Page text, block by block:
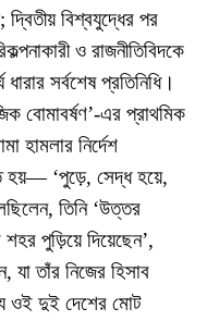
বিশ্বযুদ্ধের পর
ও রাজনীতিবিদকে
সর্বশেষ প্রতিনিধি।
বোমাবর্ষণ’-এর প্রাথমিক
হামলার নির্দেশ
হয়— ‘পুড়ে, সেদ্ধ হয়ে,
তিনি ‘উত্তর
পুড়িয়ে দিয়েছেন’,
যা তাঁর নিজের হিসাব
ওই দুই দেশের মোট